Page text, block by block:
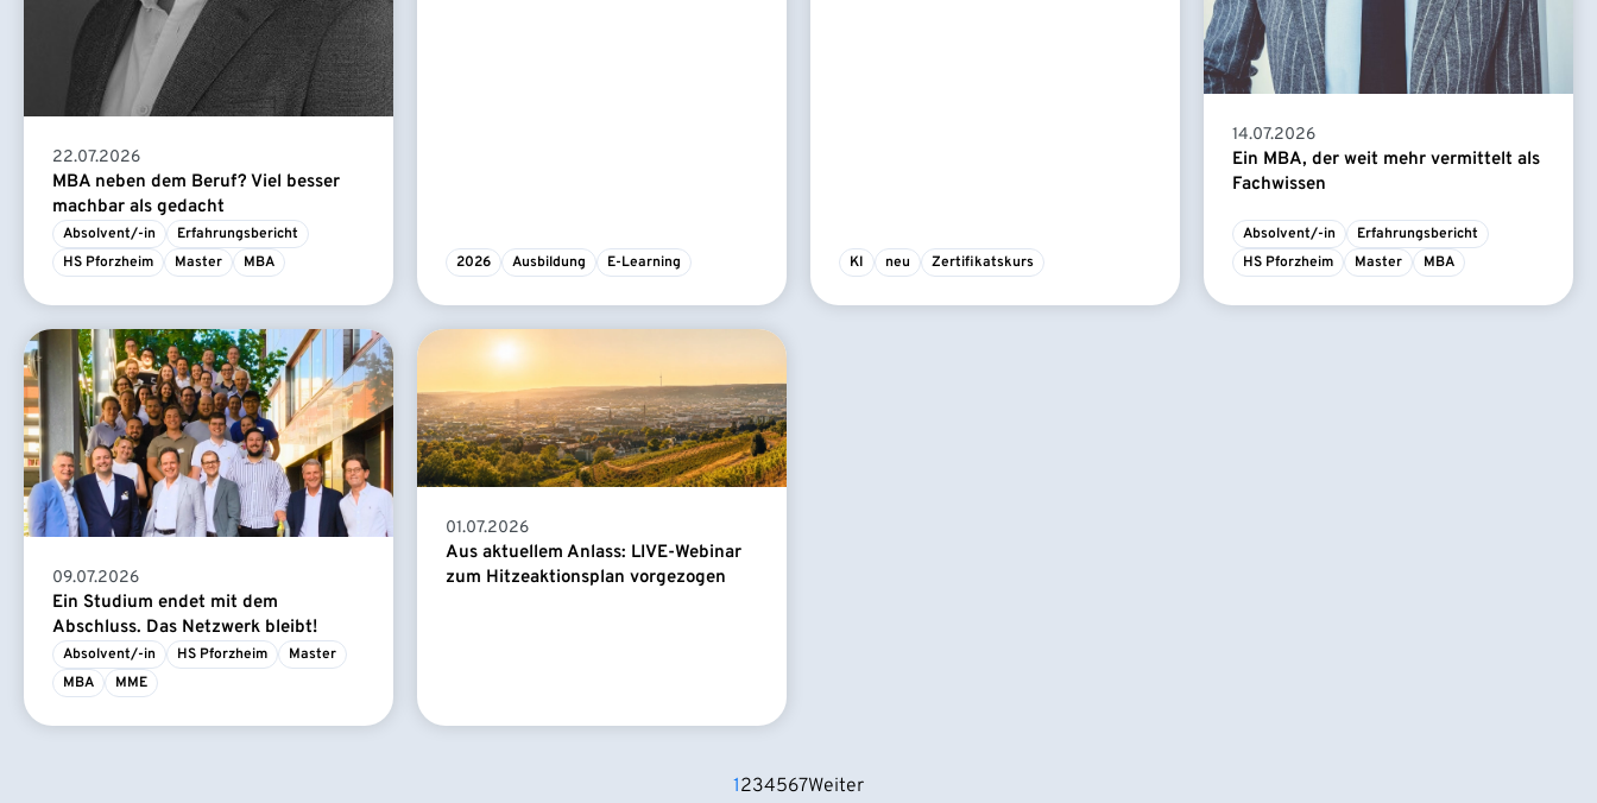
22.07.2026
MBA neben dem Beruf? Viel besser
machbar als gedacht
Absolvent/-in
Erfahrungsbericht
HS Pforzheim
Master MBA 2026 Ausbildung E-Learning KI neu Zertifikatskurs
14.07.2026
Ein MBA, der weit mehr vermittelt als
Fachwissen
Absolvent/-in
Erfahrungsbericht
HS Pforzheim
Master MBA
09.07.2026
Ein Studium endet mit dem
Abschluss. Das Netzwerk bleibt!
Absolvent/-in HS Pforzheim
Master
MBA
MME
01.07.2026
Aus aktuellem Anlass: LIVE-Webinar
zum Hitzeaktionsplan vorgezogen
1234567Weiter